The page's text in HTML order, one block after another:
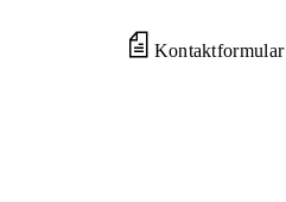
Kontaktformular